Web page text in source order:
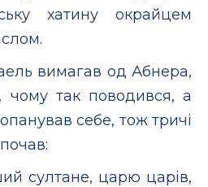
хатину окрайцем
вимагав од Абнера,
так поводився, а
себе, тож тричі
султане, царю царів,